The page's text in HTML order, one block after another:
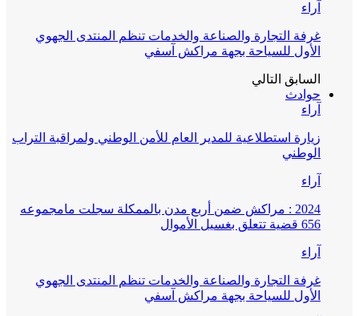
آراء
غرفة التجارة والصناعة والخدمات تنظم المنتدى الجهوي
الأول للسياحة بجهة مراكش آسفي
السابق التالي
حوادث
آراء
زيارة استطلاعية للمدير العام للأمن الوطني ولمراقبة التراب
الوطني
آراء
2024 : مراكش ضمن أربع مدن بالممكلة سجلت مامجموعه
656 قضية تتعلق بغسيل الأموال
آراء
غرفة التجارة والصناعة والخدمات تنظم المنتدى الجهوي
الأول للسياحة بجهة مراكش آسفي